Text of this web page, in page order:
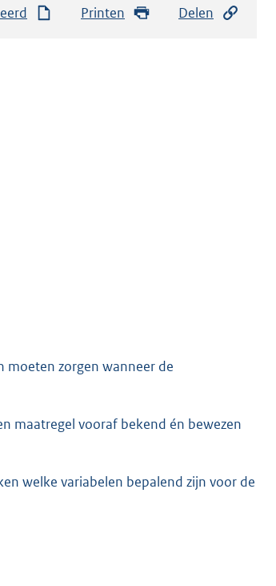
Printen Delen
moeten zorgen wanneer de
maatregel vooraf bekend én bewezen
welke variabelen bepalend zijn voor de